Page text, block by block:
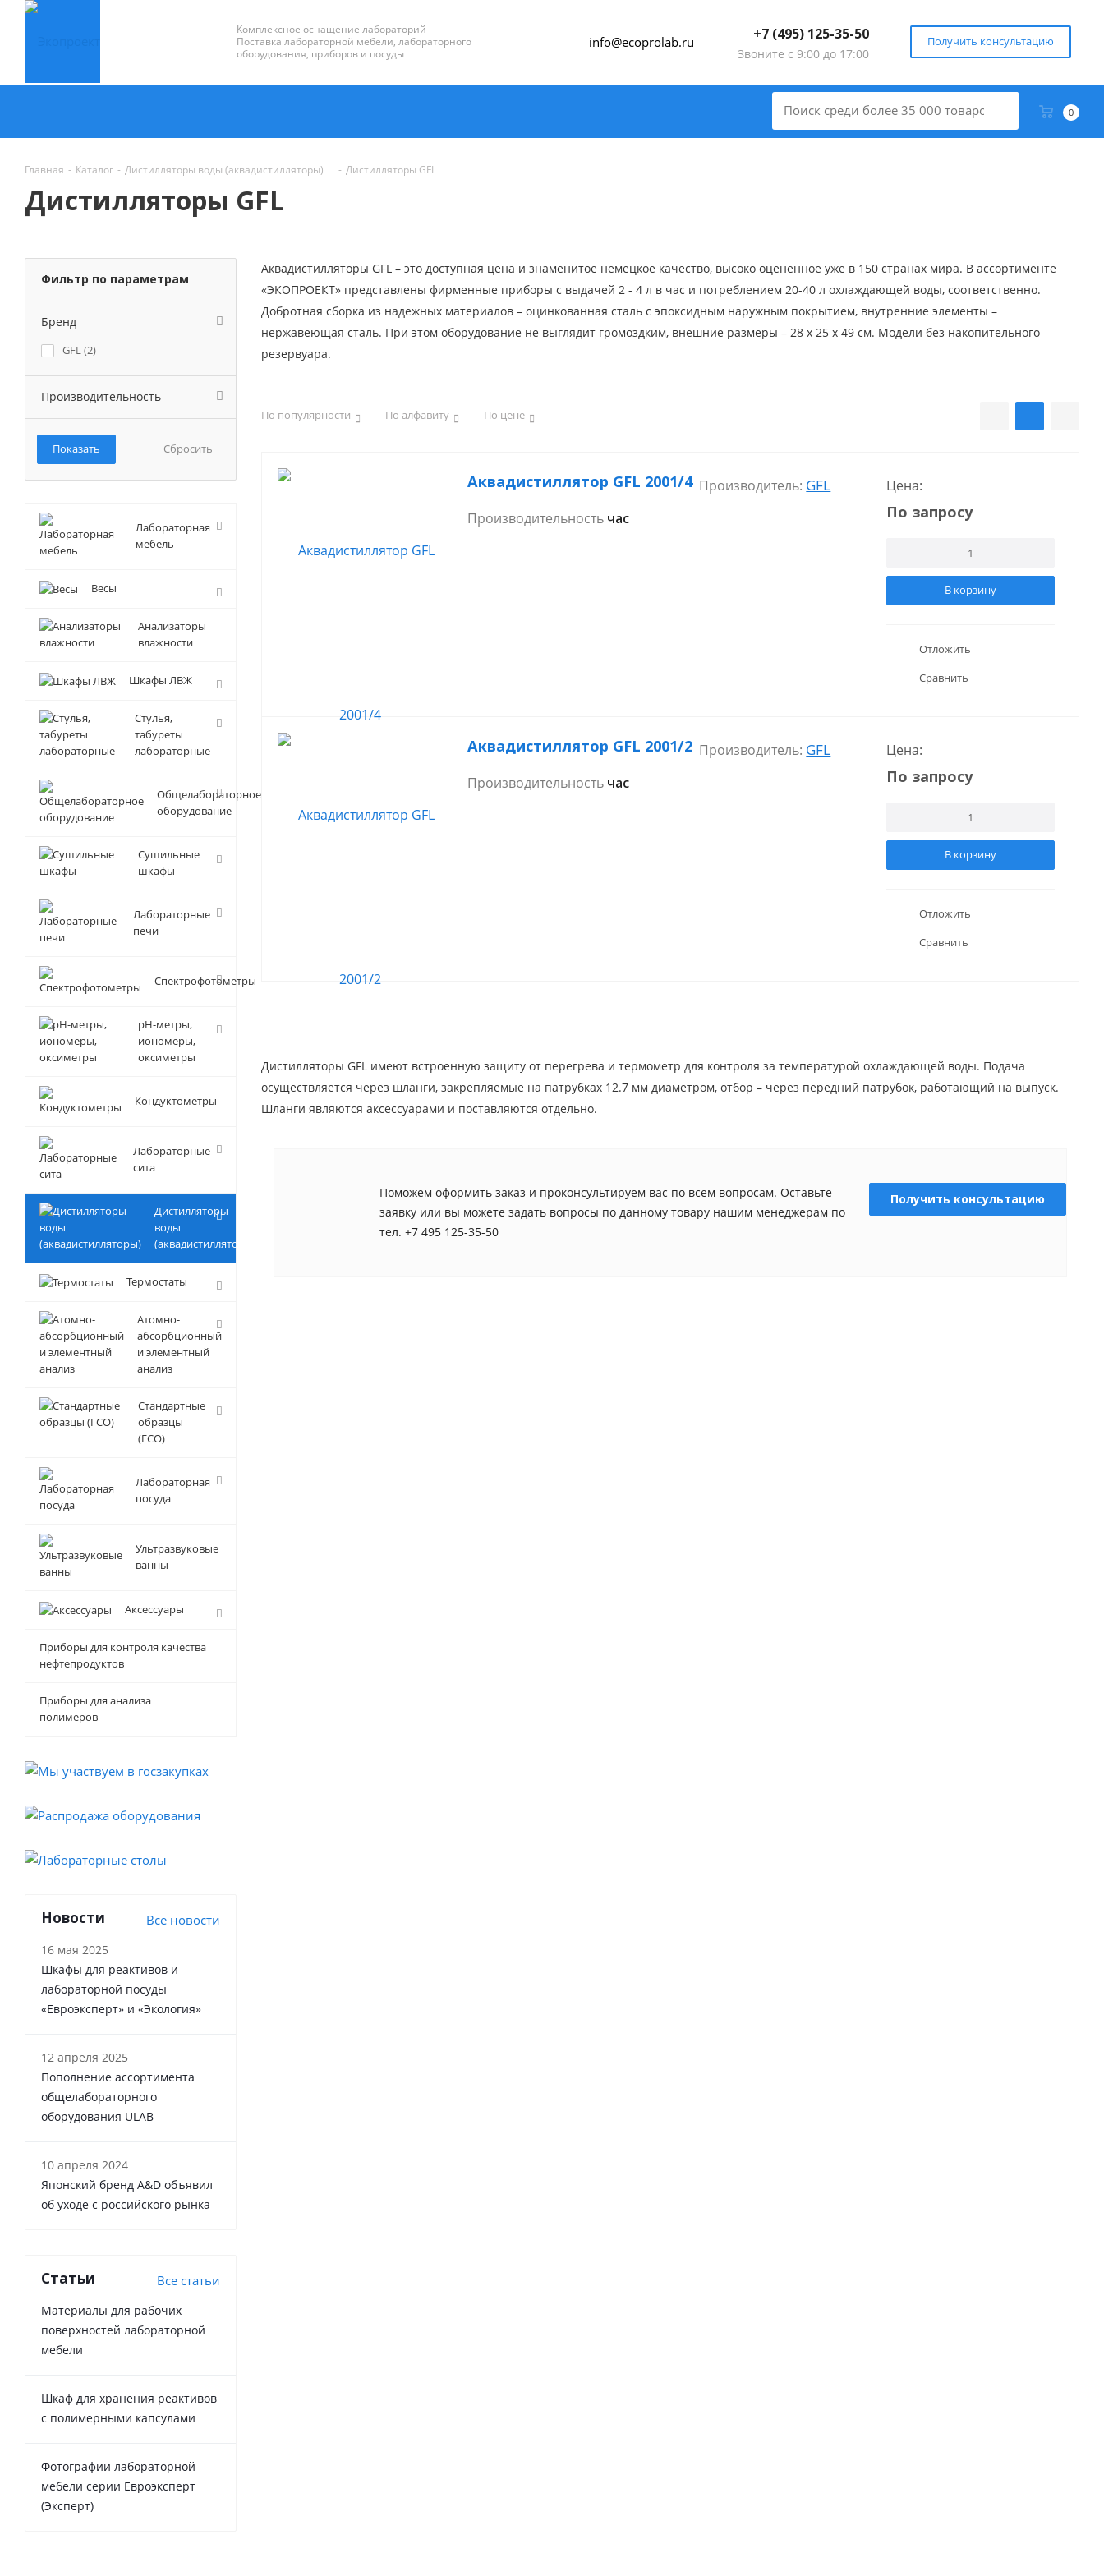
Комплексное оснащение лабораторий
Поставка лабораторной мебели, лабораторного
оборудования, приборов и посуды
info@ecoprolab.ru +7 (495) 125-35-50
Звоните с 9:00 до 17:00
Получить консультацию
0
Главная - Каталог - Дистилляторы воды (аквадистилляторы) - Дистилляторы GFL
Дистилляторы GFL
Аквадистилляторы GFL – это доступная цена и знаменитое немецкое качество, высоко оцененное уже в 150 странах мира. В ассортименте
«ЭКОПРОЕКТ» представлены фирменные приборы с выдачей 2 - 4 л в час и потреблением 20-40 л охлаждающей воды, соответственно.
Добротная сборка из надежных материалов – оцинкованная сталь с эпоксидным наружным покрытием, внутренние элементы –
нержавеющая сталь. При этом оборудование не выглядит громоздким, внешние размеры – 28 х 25 х 49 см. Модели без накопительного
резервуара.
По популярности По алфавиту По цене
Аквадистиллятор GFL 2001/4 Производитель: GFL
Производительность4 л/час
Цена:
По запросу
В корзину
Отложить
Сравнить
Аквадистиллятор GFL 2001/2 Производитель: GFL
Производительность2 л/час
Цена:
По запросу
В корзину
Отложить
Сравнить
Дистилляторы GFL имеют встроенную защиту от перегрева и термометр для контроля за температурой охлаждающей воды. Подача
осуществляется через шланги, закрепляемые на патрубках 12.7 мм диаметром, отбор – через передний патрубок, работающий на выпуск.
Шланги являются аксессуарами и поставляются отдельно.
Поможем оформить заказ и проконсультируем вас по всем вопросам. Оставьте
заявку или вы можете задать вопросы по данному товару нашим менеджерам по
тел. +7 495 125-35-50
Получить консультацию
Фильтр по параметрам
Бренд
GFL (2)
Производительность
Сбросить
Лабораторная
мебель
Весы
Анализаторы
влажности
Шкафы ЛВЖ
Стулья,
табуреты
лабораторные
Общелабораторное
оборудование
Сушильные
шкафы
Лабораторные
печи
Спектрофотометры
pH-метры,
иономеры,
оксиметры
Кондуктометры
Лабораторные
сита
Дистилляторы
воды
(аквадистилляторы)
Термостаты
Атомно-
абсорбционный
и элементный
анализ
Стандартные
образцы
(ГСО)
Лабораторная
посуда
Ультразвуковые
ванны
Аксессуары
Приборы для контроля качества
нефтепродуктов
Приборы для анализа
полимеров
Новости Все новости
16 мая 2025
Шкафы для реактивов и
лабораторной посуды
«Евроэксперт» и «Экология»
12 апреля 2025
Пополнение ассортимента
общелабораторного
оборудования ULAB
10 апреля 2024
Японский бренд A&D объявил
об уходе с российского рынка
Статьи Все статьи
Материалы для рабочих
поверхностей лабораторной
мебели
Шкаф для хранения реактивов
с полимерными капсулами
Фотографии лабораторной
мебели серии Евроэксперт
(Эксперт)